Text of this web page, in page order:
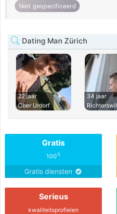
Niet gespecificeerd
Dating Man Zürich
22 jaar
Ober Urdorf
34 jaar
Richterswil
Gratis
100%
Gratis diensten
Serieus
kwaliteitsprofielen